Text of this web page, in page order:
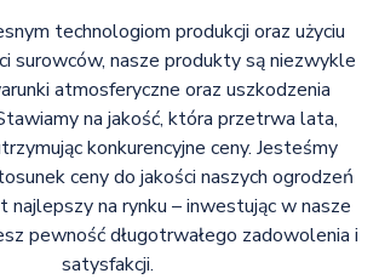
technologiom produkcji oraz użyciu
surowców, nasze produkty są niezwykle
atmosferyczne oraz uszkodzenia
na jakość, która przetrwa lata,
konkurencyjne ceny. Jesteśmy
ceny do jakości naszych ogrodzeń
na rynku – inwestując w nasze
pewność długotrwałego zadowolenia i
satysfakcji.